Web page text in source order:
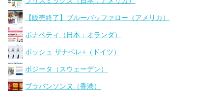
【販売終了】ブルーバッファロー（アメリカ）
ボナペティ（日本：オランダ）
ボッシュ ザナベレ+（ドイツ）
ボジータ（スウェーデン）
ブラバンソンヌ（香港）